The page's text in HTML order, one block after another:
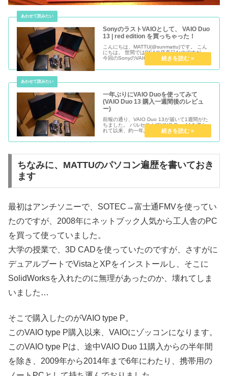
SonyのラストVAIOとして、 VAIO Duo
13 | red edition を買っちゃった！
こんにちは、MATTU(@sunmattu)です。 こん
にちは。 世間ではPS4の発売日なのですが…
今回のSonyのVAIO売却騒動に絡んで、買って
しまいました、VAIO Duo 13!!
一年ぶりにVAIO Duoを使ってみて
(VAIO Duo 13 購入一週間後のレビュ
ー)
前報の通り、VAIO Duo 13が届いて1週間がた
ちました。 バルセロナでVAIO Duo 11を盗ら
れて以来、約一年ぶりのWindows 8ラップトッ
プPCです。 久しぶりにWindows8に触れタブ
レット的に使えるPCに触れ、感想をち...
ちなみに、MATTUのパソコン遍歴を書いておき
ます
最初はアンチソニーで、SOTEC→富士通FMVを使ってい
たのですが、2008年にネットブック人気から工人舎のPC
を買って使っていました。
大学の授業で、3D CADを使っていたのですが、さすがに
デュアルブートでVistaとXPをインストールし、そこに
SolidWorksを入れたのに無理があったのか、壊れてしま
いました…
そこで購入したのがVAIO type P。
このVAIO type P購入以来、VAIOにゾッコンになります。
このVAIO type Pは、途中VAIO Duo 11購入からの半年間
を除き、2009年から2014年まで6年にわたり、携帯用の